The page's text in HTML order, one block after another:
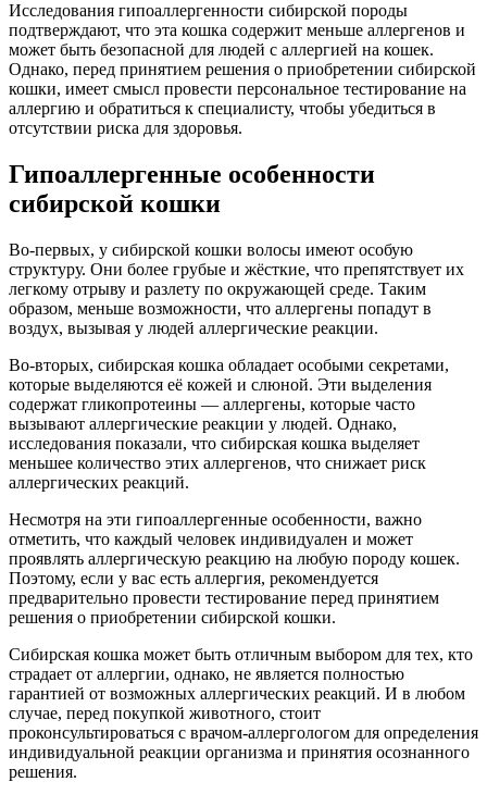
Исследования гипоаллергенности сибирской породы
подтверждают, что эта кошка содержит меньше аллергенов и
может быть безопасной для людей с аллергией на кошек.
Однако, перед принятием решения о приобретении сибирской
кошки, имеет смысл провести персональное тестирование на
аллергию и обратиться к специалисту, чтобы убедиться в
отсутствии риска для здоровья.
Гипоаллергенные особенности
сибирской кошки
Во-первых, у сибирской кошки волосы имеют особую
структуру. Они более грубые и жёсткие, что препятствует их
легкому отрыву и разлету по окружающей среде. Таким
образом, меньше возможности, что аллергены попадут в
воздух, вызывая у людей аллергические реакции.
Во-вторых, сибирская кошка обладает особыми секретами,
которые выделяются её кожей и слюной. Эти выделения
содержат гликопротеины — аллергены, которые часто
вызывают аллергические реакции у людей. Однако,
исследования показали, что сибирская кошка выделяет
меньшее количество этих аллергенов, что снижает риск
аллергических реакций.
Несмотря на эти гипоаллергенные особенности, важно
отметить, что каждый человек индивидуален и может
проявлять аллергическую реакцию на любую породу кошек.
Поэтому, если у вас есть аллергия, рекомендуется
предварительно провести тестирование перед принятием
решения о приобретении сибирской кошки.
Сибирская кошка может быть отличным выбором для тех, кто
страдает от аллергии, однако, не является полностью
гарантией от возможных аллергических реакций. И в любом
случае, перед покупкой животного, стоит
проконсультироваться с врачом-аллергологом для определения
индивидуальной реакции организма и принятия осознанного
решения.